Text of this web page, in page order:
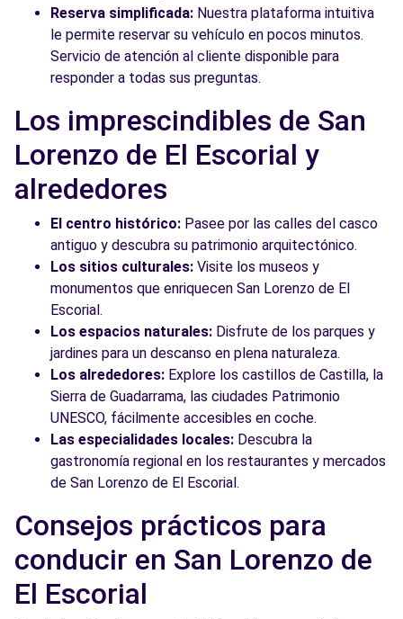
Reserva simplificada: Nuestra plataforma intuitiva
le permite reservar su vehículo en pocos minutos.
Servicio de atención al cliente disponible para
responder a todas sus preguntas.
Los imprescindibles de San
Lorenzo de El Escorial y
alrededores
El centro histórico: Pasee por las calles del casco
antiguo y descubra su patrimonio arquitectónico.
Los sitios culturales: Visite los museos y
monumentos que enriquecen San Lorenzo de El
Escorial.
Los espacios naturales: Disfrute de los parques y
jardines para un descanso en plena naturaleza.
Los alrededores: Explore los castillos de Castilla, la
Sierra de Guadarrama, las ciudades Patrimonio
UNESCO, fácilmente accesibles en coche.
Las especialidades locales: Descubra la
gastronomía regional en los restaurantes y mercados
de San Lorenzo de El Escorial.
Consejos prácticos para
conducir en San Lorenzo de
El Escorial